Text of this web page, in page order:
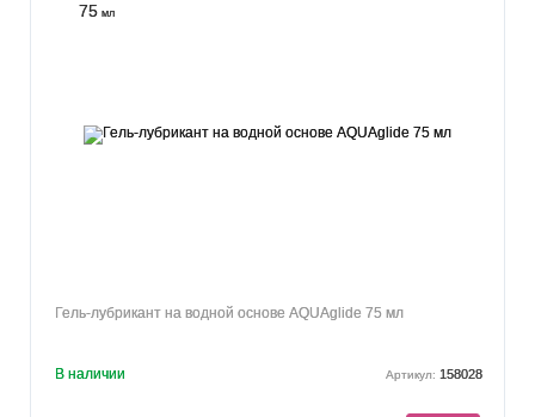
75 мл
Гель-лубрикант на водной основе AQUAglide 75 мл
В наличии Артикул: 158028